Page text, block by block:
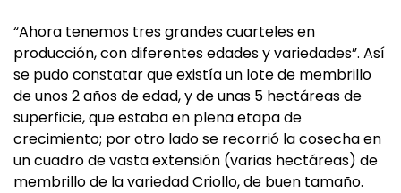
“Ahora tenemos tres grandes cuarteles en
producción, con diferentes edades y variedades”. Así
se pudo constatar que existía un lote de membrillo
de unos 2 años de edad, y de unas 5 hectáreas de
superficie, que estaba en plena etapa de
crecimiento; por otro lado se recorrió la cosecha en
un cuadro de vasta extensión (varias hectáreas) de
membrillo de la variedad Criollo, de buen tamaño.